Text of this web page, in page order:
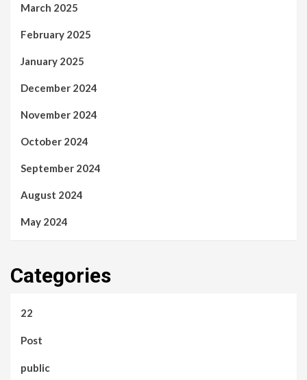
March 2025
February 2025
January 2025
December 2024
November 2024
October 2024
September 2024
August 2024
May 2024
Categories
22
Post
public